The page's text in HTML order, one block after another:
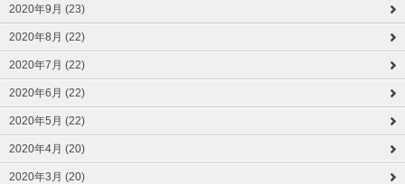
2020年9月 (23)
2020年8月 (22)
2020年7月 (22)
2020年6月 (22)
2020年5月 (22)
2020年4月 (20)
2020年3月 (20)